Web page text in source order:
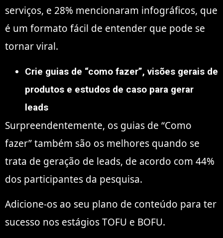
serviços, e 28% mencionaram infográficos, que
é um formato fácil de entender que pode se
tornar viral.
Crie guias de “como fazer”, visões gerais de
produtos e estudos de caso para gerar
leads
Surpreendentemente, os guias de “Como
fazer” também são os melhores quando se
trata de geração de leads, de acordo com 44%
dos participantes da pesquisa.
Adicione-os ao seu plano de conteúdo para ter
sucesso nos estágios TOFU e BOFU.